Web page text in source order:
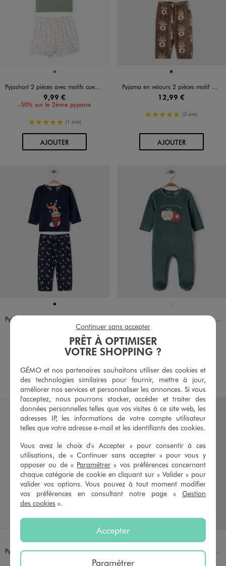
Disponible en 1 coloris
VERT
Pyjashort 2 pièces avec motifs coeurs bébé fille
9,99 €
-50% sur le 2ème pyjama
5/5 de moyenne
(1 avis)
AJOUTERAU PANIER
Disponible en 1 coloris
MARRON
Pyjama en velours 2 pièces motif Noël bébé garçon
12,99 €
5/5 de moyenne
(3 avis)
AJOUTERAU PANIER
Disponible en 1 coloris
MARINE
Pyjama en velours 2 pièces spécial Noël bébé
4.5/5 de moyenne
(3 avis)
AJOUTERAU PANIER
Pyjama en velours motifs pommes bébé fille
-50% sur le 2ème pyjama
5/5 de moyenne
AJOUTERAU PANIER
Disponible en 1 coloris
Pyjama en velours à motif lapin bébé fille Pyjashort 2 pièces à motifs lions bébé garçon
PRÊT À OPTIMISER
VOTRE SHOPPING ?
GÉMO et nos partenaires souhaitons utiliser des cookies et
des technologies similaires pour fournir, mettre à jour,
améliorer nos services et personnaliser les annonces. Si vous
l'acceptez, nous pourrons stocker, accéder et traiter des
données personnelles telles que vos visites à ce site web, les
adresses IP, les informations de votre compte utilisateur
telles que votre adresse e-mail et les identifiants des cookies.
Vous avez le choix d'« Accepter » pour consentir à ces
utilisations, de « Continuer sans accepter » pour vous y
opposer ou de « Paramétrer » vos préférences concernant
chaque catégorie de cookie en cliquant sur « Valider » pour
valider vos options. Vous pouvez à tout moment modifier
vos préférences en consultant notre page « Gestion
des cookies ».
Accepter
Paramétrer
Continuer sans accepter